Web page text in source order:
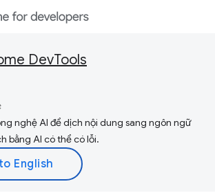
DevTools
nghệ AI để dịch nội dung sang ngôn ngữ
bằng AI có thể có lỗi.